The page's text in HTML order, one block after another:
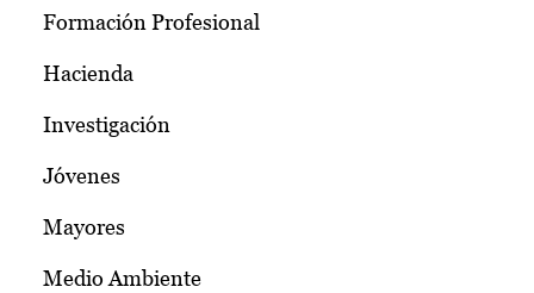
Formación Profesional
Hacienda
Investigación
Jóvenes
Mayores
Medio Ambiente